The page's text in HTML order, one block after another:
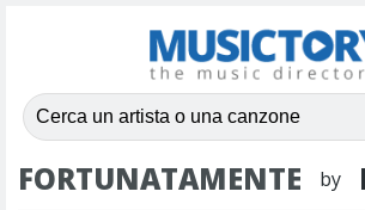
FORTUNATAMENTE by